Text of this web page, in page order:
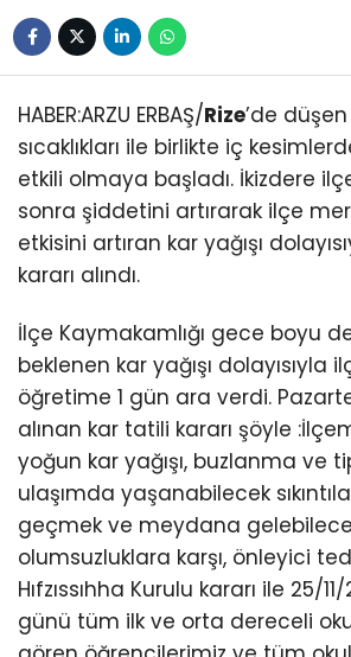
HABER:ARZU ERBAŞ/Rize’de
sıcaklıkları ile birlikte iç
etkili olmaya başladı. İkizdere
sonra şiddetini artırarak ilçe
etkisini artıran kar yağışı
kararı alındı.
İlçe Kaymakamlığı gece boyu
beklenen kar yağışı dolayısıyla
öğretime 1 gün ara verdi.
alınan kar tatili kararı şöyle
yoğun kar yağışı, buzlanma ve
ulaşımda yaşanabilecek
geçmek ve meydana
olumsuzluklara karşı, önleyici
Hıfzıssıhha Kurulu kararı ile 25/
günü tüm ilk ve orta dereceli